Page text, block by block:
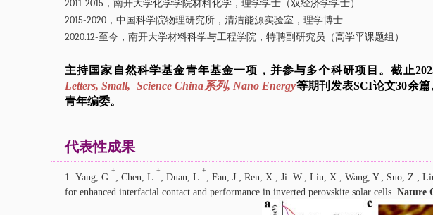
2011-2015，南开大学化学学院材料化学，理学学士（双经济学学士）
2015-2020，中国科学院物理研究所，清洁能源实验室，理学博士
2020.12-至今，南开大学材料科学与工程学院，特聘副研究员（高学平课题组）
主持国家自然科学基金青年基金一项，并参与多个科研项目。截止
Letters, Small, Science China系列, Nano Energy等期刊发表SCI论文30余篇
青年编委。
代表性成果
1. Yang, G.
+
; Chen, L.
+
; Duan, L.
+
; Fan, J. ; Ren, X.; Ji. W.; Liu, X.; Wang, Y.; Suo, Z.;
for enhanced interfacial contact and performance in inverted perovskite solar cells. Nature